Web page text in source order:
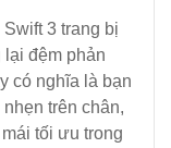
3 trang bị
lại đệm phản
có nghĩa là bạn
trên chân,
tối ưu trong